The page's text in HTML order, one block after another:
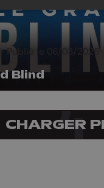
- Publié le 06/03/2026
Blind
CHARGER